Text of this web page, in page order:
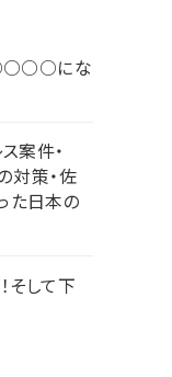
○○○○にな
案件・
対策・佐
た日本の
そして下